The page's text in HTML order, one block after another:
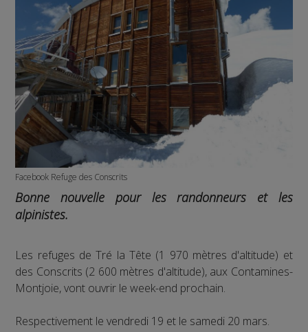
Facebook Refuge des Conscrits
Bonne nouvelle pour les randonneurs et les
alpinistes.
Les refuges de Tré la Tête (1 970 mètres d'altitude) et
des Conscrits (2 600 mètres d'altitude), aux Contamines-
Montjoie, vont ouvrir le week-end prochain.
Respectivement le vendredi 19 et le samedi 20 mars.